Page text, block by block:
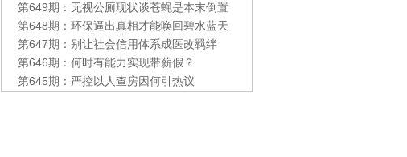
第649期：无视公厕现状谈苍蝇是本末倒置
第648期：环保逼出真相才能唤回碧水蓝天
第647期：别让社会信用体系成医改羁绊
第646期：何时有能力实现带薪假？
第645期：严控以人查房因何引热议